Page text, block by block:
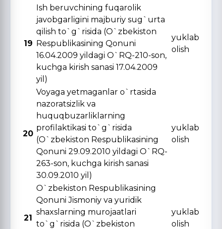
19
Ish beruvchining fuqarolik
javobgarligini majburiy sug`urta
qilish to`g`risida (O`zbekiston
Respublikasining Qonuni
16.04.2009 yildagi O`RQ-210-son,
kuchga kirish sanasi 17.04.2009
yil)
yuklab
olish
20
Voyaga yetmaganlar o`rtasida
nazoratsizlik va
huquqbuzarliklarning
profilaktikasi to`g`risida
(O`zbekiston Respublikasining
Qonuni 29.09.2010 yildagi O`RQ-
263-son, kuchga kirish sanasi
30.09.2010 yil)
yuklab
olish
21
O`zbekiston Respublikasining
Qonuni Jismoniy va yuridik
shaxslarning murojaatlari
to`g`risida (O`zbekiston
yuklab
olish